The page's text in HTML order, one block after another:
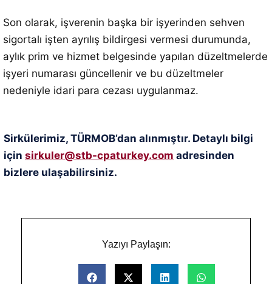
Son olarak, işverenin başka bir işyerinden sehven
sigortalı işten ayrılış bildirgesi vermesi durumunda,
aylık prim ve hizmet belgesinde yapılan düzeltmelerde
işyeri numarası güncellenir ve bu düzeltmeler
nedeniyle idari para cezası uygulanmaz.
Sirkülerimiz, TÜRMOB’dan alınmıştır. Detaylı bilgi
için sirkuler@stb-cpaturkey.com adresinden
bizlere ulaşabilirsiniz.
Yazıyı Paylaşın: